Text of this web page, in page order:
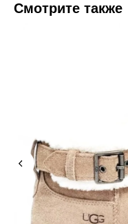
Смотрите также